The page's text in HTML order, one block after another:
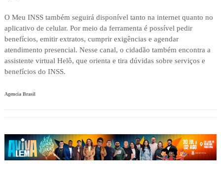
O Meu INSS também seguirá disponível tanto na internet quanto no
aplicativo de celular. Por meio da ferramenta é possível pedir
benefícios, emitir extratos, cumprir exigências e agendar
atendimento presencial. Nesse canal, o cidadão também encontra a
assistente virtual Helô, que orienta e tira dúvidas sobre serviços e
benefícios do INSS.
Agencia Brasil